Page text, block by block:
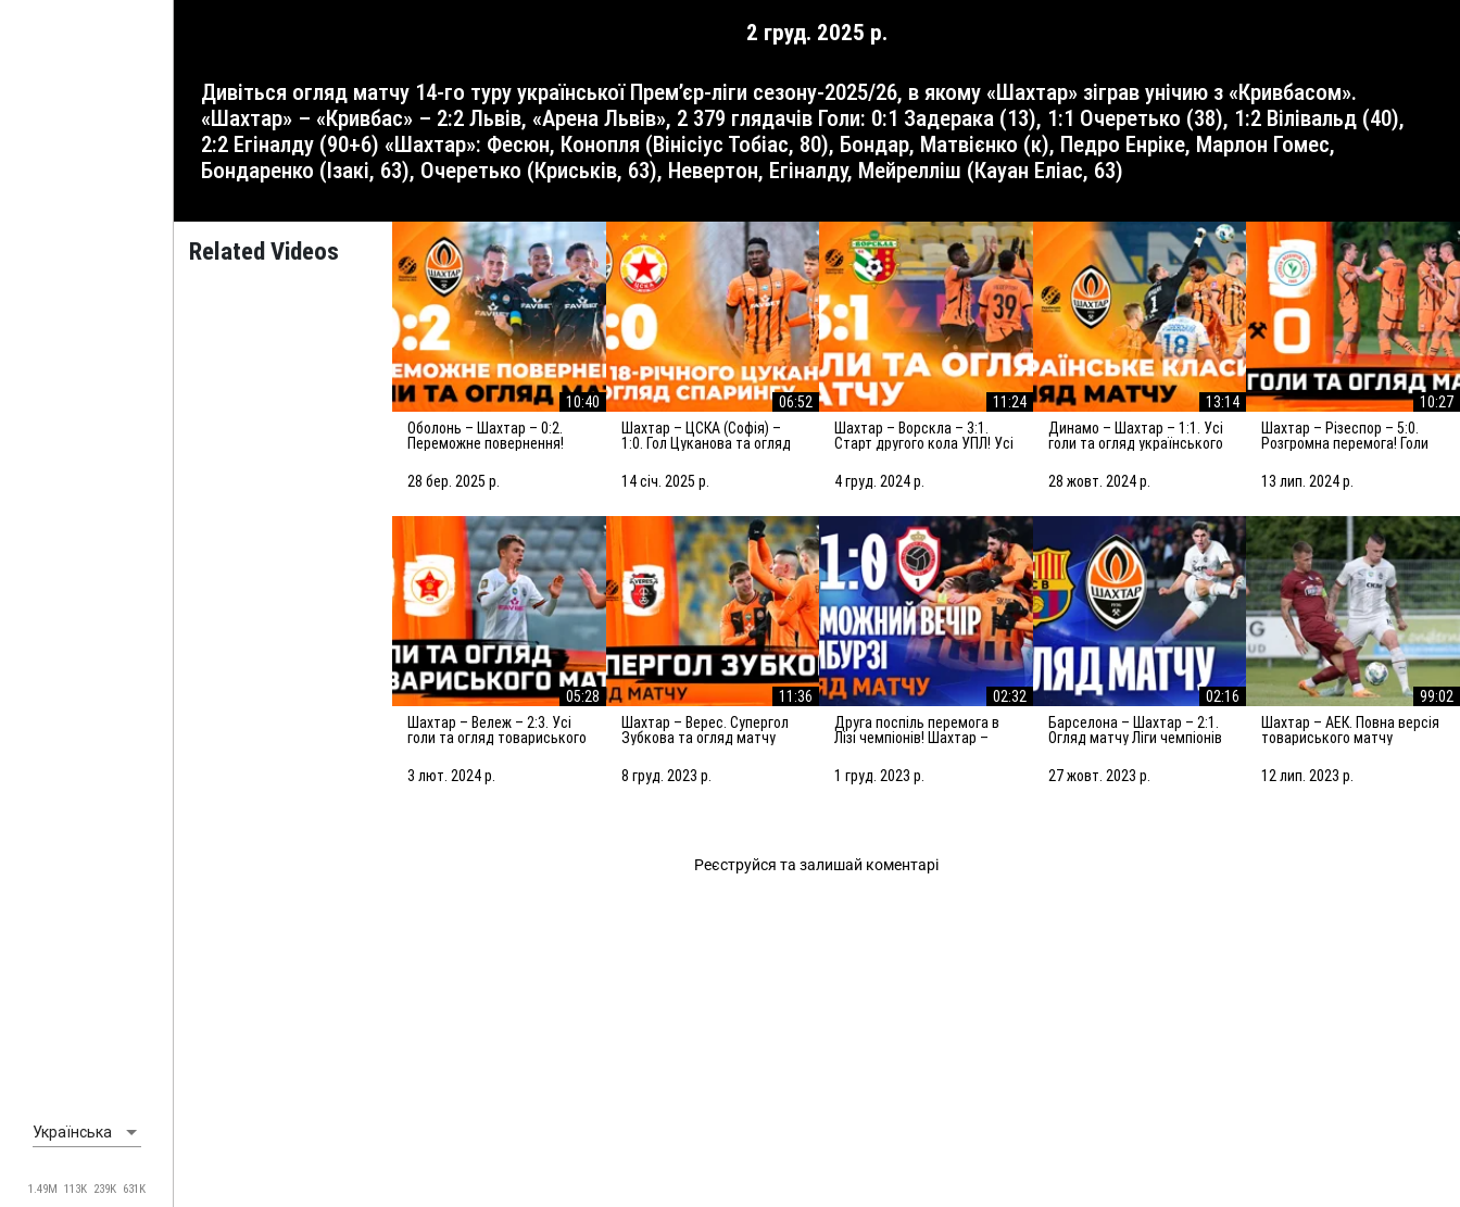
Українська
1.49M 113K 239K 631K
2 груд. 2025 р.
Дивіться огляд матчу 14-го туру української Прем’єр-ліги сезону-2025/26, в якому «Шахтар» зіграв унічию з «Кривбасом».
«Шахтар» – «Кривбас» – 2:2 Львів, «Арена Львів», 2 379 глядачів Голи: 0:1 Задерака (13), 1:1 Очеретько (38), 1:2 Вілівальд (40),
2:2 Егіналду (90+6) «Шахтар»: Фесюн, Конопля (Вінісіус Тобіас, 80), Бондар, Матвієнко (к), Педро Енріке, Марлон Гомес,
Бондаренко (Ізакі, 63), Очеретько (Криськів, 63), Невертон, Егіналду, Мейрелліш (Кауан Еліас, 63)
Related Videos
10:40
Оболонь – Шахтар – 0:2.
Переможне повернення!
(29.03.2025)
28 бер. 2025 р.
06:52
Шахтар – ЦСКА (Софія) –
1:0. Гол Цуканова та огляд
(15.01.2025)
14 січ. 2025 р.
11:24
Шахтар – Ворскла – 3:1.
Старт другого кола УПЛ! Усі
(05.12.2024)
4 груд. 2024 р.
13:14
Динамо – Шахтар – 1:1. Усі
голи та огляд українського
28 жовт. 2024 р.
10:27
Шахтар – Різеспор – 5:0.
Розгромна перемога! Голи
13 лип. 2024 р.
05:28
Шахтар – Вележ – 2:3. Усі
голи та огляд товариського
3 лют. 2024 р.
11:36
Шахтар – Верес. Супергол
Зубкова та огляд матчу
8 груд. 2023 р.
02:32
Друга поспіль перемога в
Лізі чемпіонів! Шахтар –
матчу (28.11.2023)
1 груд. 2023 р.
02:16
Барселона – Шахтар – 2:1.
Огляд матчу Ліги чемпіонів
27 жовт. 2023 р.
99:02
Шахтар – АЕК. Повна версія
товариського матчу
Нідерландах
12 лип. 2023 р.